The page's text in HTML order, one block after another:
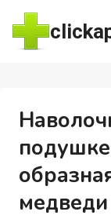
Перейти
содержимому